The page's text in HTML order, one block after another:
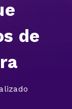
de